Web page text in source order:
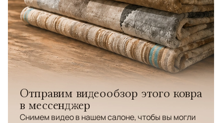
Отправим видеообзор этого ковра
в мессенджер
Снимем видео в нашем салоне, чтобы вы могли